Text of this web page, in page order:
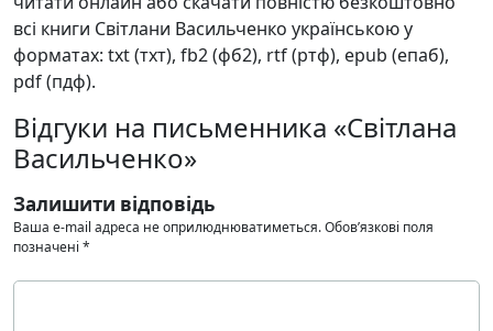
всі книги Світлани Васильченко українською у
форматах: txt (тхт), fb2 (фб2), rtf (ртф), epub (епаб),
pdf (пдф).
Відгуки на письменника «Світлана
Васильченко»
Залишити відповідь
Ваша e-mail адреса не оприлюднюватиметься.Обов’язкові поля
позначені *